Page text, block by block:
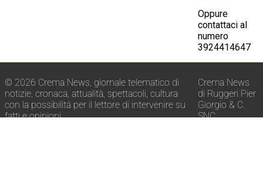
Oppure
contattaci al
numero
3924414647
© 2026 Crema News, giornale telematico di
notizie, cronaca, attualità, spettacoli, cultura
con la possibilità per il lettore di intervenire su
fatti e opinioni.
Crema News
di Ruggeri Pier
Giorgio & C.
SNC